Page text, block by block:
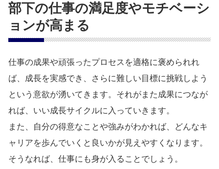
部下の仕事の満足度やモチベーシ
ョンが高まる
仕事の成果や頑張ったプロセスを適格に褒められれ
ば、成長を実感でき、さらに難しい目標に挑戦しよう
という意欲が湧いてきます。それがまた成果につなが
れば、いい成長サイクルに入っていきます。
また、自分の得意なことや強みがわかれば、どんなキ
ャリアを歩んでいくと良いかが見えやすくなります。
そうなれば、仕事にも身が入ることでしょう。